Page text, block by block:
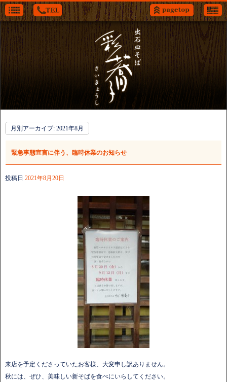
月別アーカイブ: 2021年8月
緊急事態宣言に伴う、臨時休業のお知らせ
投稿日 2021年8月20日
来店を予定くださっていたお客様、大変申し訳ありません。
秋には、ぜひ、美味しい新そばを食べにいらしてください。